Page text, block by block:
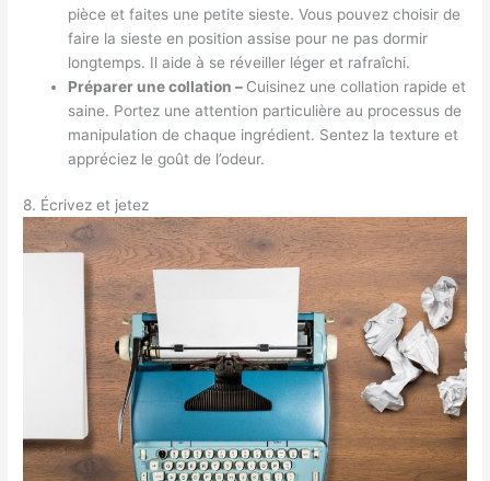
pièce et faites une petite sieste. Vous pouvez choisir de
faire la sieste en position assise pour ne pas dormir
longtemps. Il aide à se réveiller léger et rafraîchi.
Préparer une collation – Cuisinez une collation rapide et
saine. Portez une attention particulière au processus de
manipulation de chaque ingrédient. Sentez la texture et
appréciez le goût de l’odeur.
8. Écrivez et jetez